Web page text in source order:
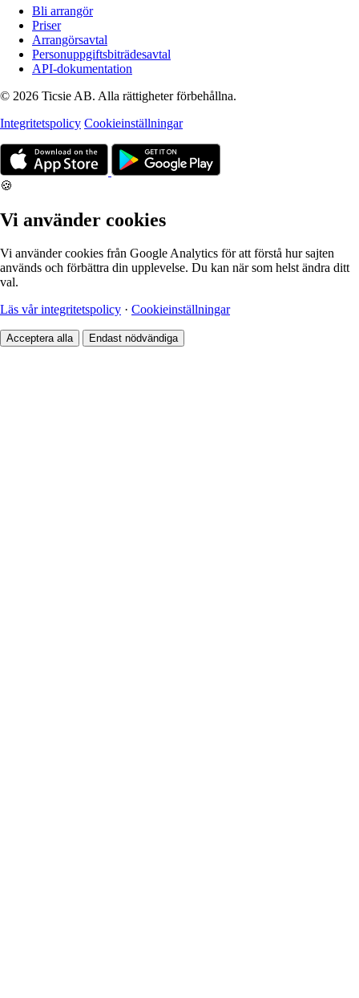
Bli arrangör
Priser
Arrangörsavtal
Personuppgiftsbiträdesavtal
API-dokumentation
© 2026 Ticsie AB. Alla rättigheter förbehållna.
Integritetspolicy Cookieinställningar
🍪
Vi använder cookies
Vi använder cookies från Google Analytics för att förstå hur sajten
används och förbättra din upplevelse. Du kan när som helst ändra ditt
val.
Läs vår integritetspolicy · Cookieinställningar
Acceptera alla Endast nödvändiga